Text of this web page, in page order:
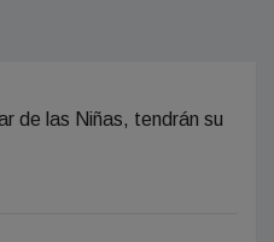
de las Niñas, tendrán su